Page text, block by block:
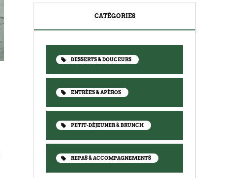
CATÉGORIES
DESSERTS & DOUCEURS
ENTRÉES & APÉROS
PETIT-DÉJEUNER & BRUNCH
REPAS & ACCOMPAGNEMENTS